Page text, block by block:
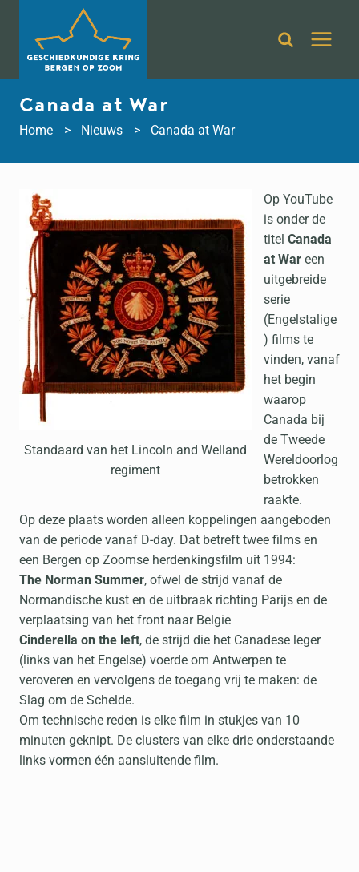
inhoud
Canada at War
Home Nieuws Canada at War
Standaard van het Lincoln and Welland
regiment
Op YouTube
is onder de
titel Canada
at War een
uitgebreide
serie
(Engelstalige
) films te
vinden, vanaf
het begin
waarop
Canada bij
de Tweede
Wereldoorlog
betrokken
raakte.
Op deze plaats worden alleen koppelingen aangeboden
van de periode vanaf D-day. Dat betreft twee films en
een Bergen op Zoomse herdenkingsfilm uit 1994:
The Norman Summer, ofwel de strijd vanaf de
Normandische kust en de uitbraak richting Parijs en de
verplaatsing van het front naar Belgie
Cinderella on the left, de strijd die het Canadese leger
(links van het Engelse) voerde om Antwerpen te
veroveren en vervolgens de toegang vrij te maken: de
Slag om de Schelde.
Om technische reden is elke film in stukjes van 10
minuten geknipt. De clusters van elke drie onderstaande
links vormen één aansluitende film.